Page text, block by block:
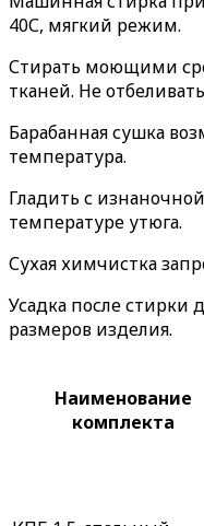
40С, мягкий режим.
Стирать моющими
тканей. Не
Барабанная сушка
температура.
Гладить с
температуре утюга.
Сухая химчистка
Усадка после стирки
размеров изделия.
Наименование
комплекта